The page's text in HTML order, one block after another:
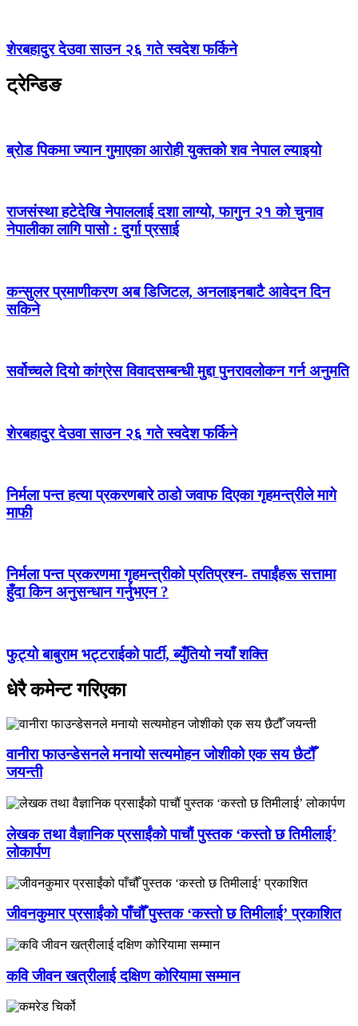
शेरबहादुर देउवा साउन २६ गते स्वदेश फर्किने
ट्रेन्डिङ
ब्रोड पिकमा ज्यान गुमाएका आरोही युक्तको शव नेपाल ल्याइयो
राजसंस्था हटेदेखि नेपाललाई दशा लाग्यो, फागुन २१ को चुनाव
नेपालीका लागि पासो : दुर्गा प्रसाई
कन्सुलर प्रमाणीकरण अब डिजिटल, अनलाइनबाटै आवेदन दिन
सकिने
सर्वोच्चले दियो कांग्रेस विवादसम्बन्धी मुद्दा पुनरावलोकन गर्न अनुमति
शेरबहादुर देउवा साउन २६ गते स्वदेश फर्किने
निर्मला पन्त हत्या प्रकरणबारे ठाडो जवाफ दिएका गृहमन्त्रीले मागे
माफी
निर्मला पन्त प्रकरणमा गृहमन्त्रीको प्रतिप्रश्न- तपाईंहरू सत्तामा
हुँदा किन अनुसन्धान गर्नुभएन ?
फुट्यो बाबुराम भट्टराईको पार्टी, ब्युँतियो नयाँ शक्ति
धेरै कमेन्ट गरिएका
वानीरा फाउन्डेसनले मनायो सत्यमोहन जोशीको एक सय छैटौँ
जयन्ती
लेखक तथा वैज्ञानिक प्रसाईंको पाचौं पुस्तक ‘कस्तो छ तिमीलाई’
लोकार्पण
जीवनकुमार प्रसाईंको पाँचौँ पुस्तक ‘कस्तो छ तिमीलाई’ प्रकाशित
कवि जीवन खत्रीलाई दक्षिण कोरियामा सम्मान